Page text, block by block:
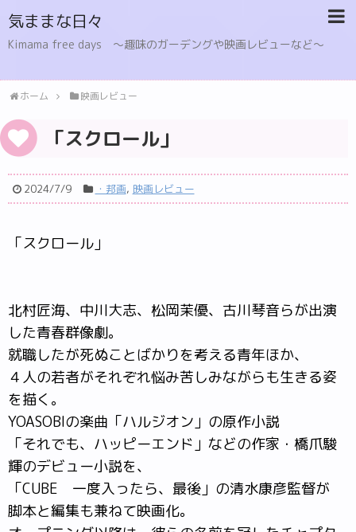
気ままな日々
Kimama free days 〜趣味のガーデングや映画レビューなど〜
ホーム 映画レビュー
「スクロール」
2024/7/9 ・邦画, 映画レビュー
「スクロール」
北村匠海、中川大志、松岡茉優、古川琴音らが出演
した青春群像劇。
就職したが死ぬことばかりを考える青年ほか、
４人の若者がそれぞれ悩み苦しみながらも生きる姿
を描く。
YOASOBIの楽曲「ハルジオン」の原作小説
「それでも、ハッピーエンド」などの作家・橋爪駿
輝のデビュー小説を、
「CUBE 一度入ったら、最後」の清水康彦監督が
脚本と編集も兼ねて映画化。